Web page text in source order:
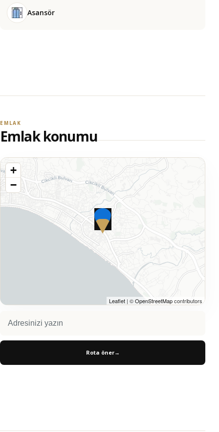
Asansör
EMLAK
Emlak konumu
+
−
Leaflet | ©OpenStreetMapcontributors
Rota öner→